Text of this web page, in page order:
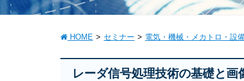
HOME セミナー 電気・機械・メカトロ・設
レーダ信号処理技術の基礎と画